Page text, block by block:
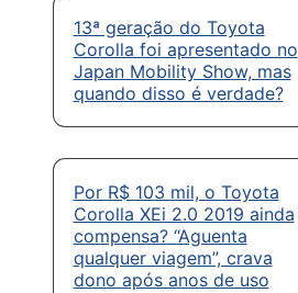
13ª geração do Toyota
Corolla foi apresentado no
Japan Mobility Show, mas
quando disso é verdade?
Por R$ 103 mil, o Toyota
Corolla XEi 2.0 2019 ainda
compensa? “Aguenta
qualquer viagem”, crava
dono após anos de uso